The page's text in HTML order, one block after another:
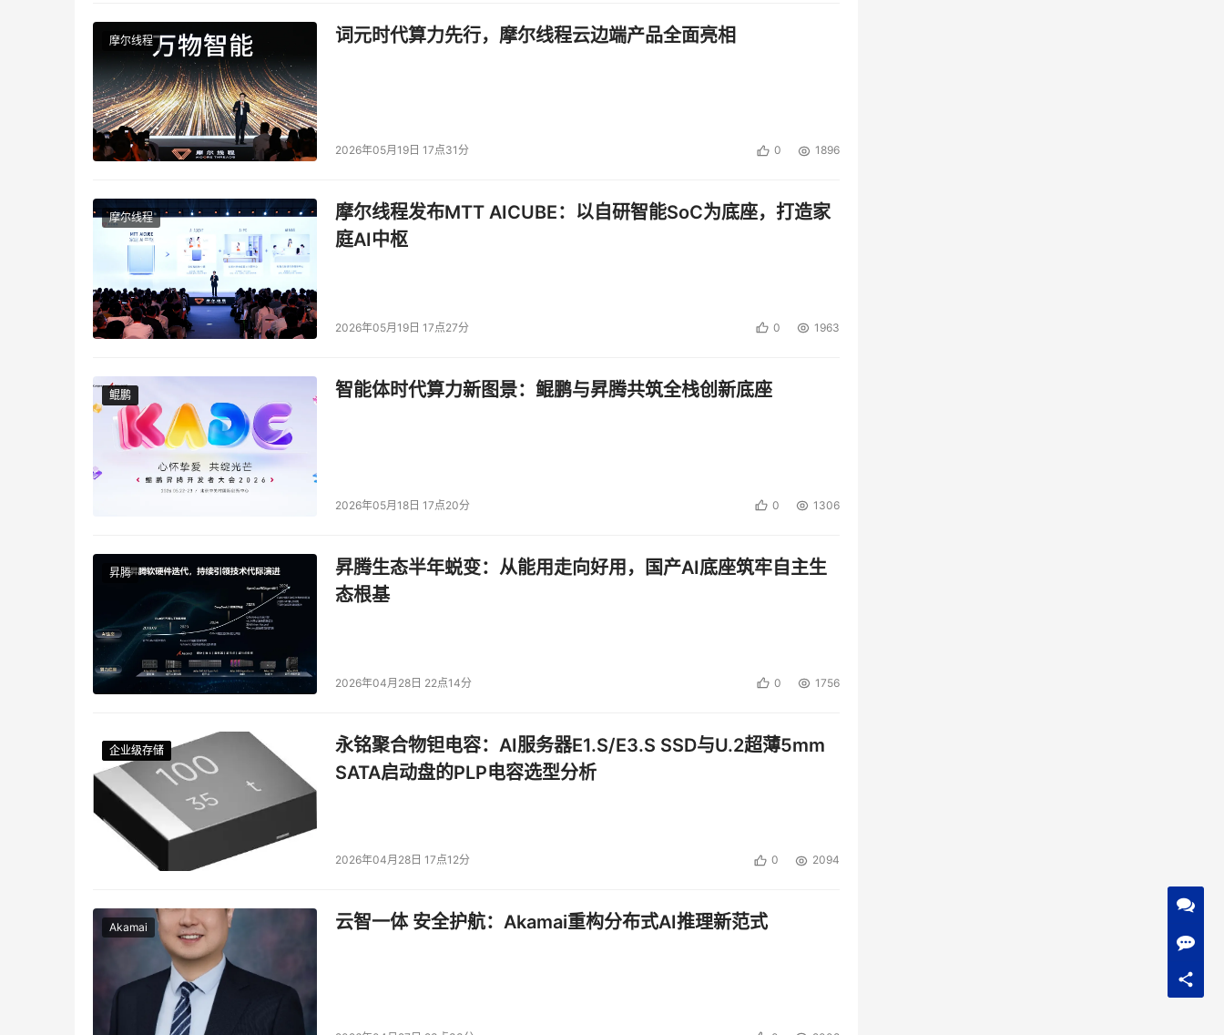
摩尔线程 词元时代算力先行，摩尔线程云边端产品全面亮相
2026年05月19日 17点31分 0 1896
摩尔线程
摩尔线程发布MTT AICUBE：以自研智能SoC为底座，打造家
庭AI中枢
2026年05月19日 17点27分 0 1963
鲲鹏
鲲鹏 智能体时代算力新图景：鲲鹏与昇腾共筑全栈创新底座
2026年05月18日 17点20分 0 1306
昇腾
昇腾生态半年蜕变：从能用走向好用，国产AI底座筑牢自主生
态根基
2026年04月28日 22点14分 0 1756
企业级存储
企业级存储
企业级存储
企业级存储
永铭聚合物钽电容：AI服务器E1.S/E3.S SSD与U.2超薄5mm
SATA启动盘的PLP电容选型分析
2026年04月28日 17点12分 0 2094
Akamai 云智一体 安全护航：Akamai重构分布式AI推理新范式